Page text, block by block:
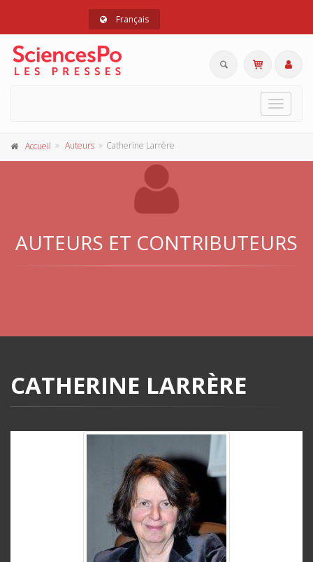
Français
Toggle
Accueil Auteurs Catherine Larrère
AUTEURS ET CONTRIBUTEURS
CATHERINE LARRÈRE